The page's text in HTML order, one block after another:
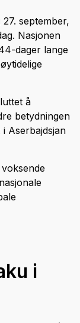
september,
Nasjonen
dager lange
å
betydningen
Aserbajdsjan
i